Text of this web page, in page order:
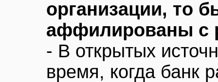
организации, то
аффилированы с
- В открытых
время, когда банк